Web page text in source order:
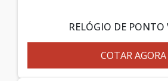
RELÓGIO DE PONTO
COTAR AGORA